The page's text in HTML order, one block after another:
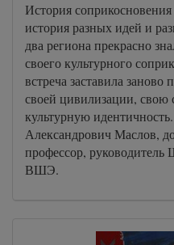
История
история разных идей и
два региона прекрасно
своего культурного
встреча заставила
своей цивилизации, свою
культурную
Александрович Маслов,
профессор,
ВШЭ.